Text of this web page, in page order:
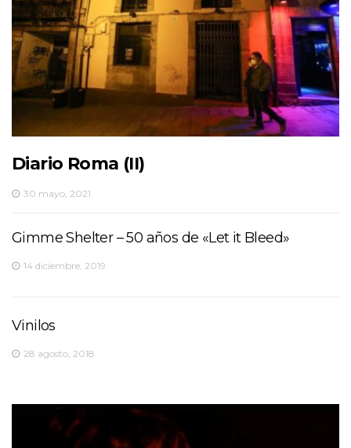
Diario Roma (II)
30 mayo, 2021
Gimme Shelter – 50 años de «Let it Bleed»
14 diciembre, 2019
Vinilos
28 agosto, 2018